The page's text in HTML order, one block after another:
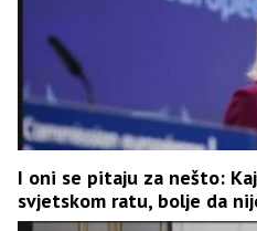
I oni se pitaju za nešto:
svjetskom ratu, bolje da